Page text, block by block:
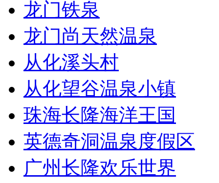
龙门铁泉
龙门尚天然温泉
从化溪头村
从化望谷温泉小镇
珠海长隆海洋王国
英德奇洞温泉度假区
广州长隆欢乐世界